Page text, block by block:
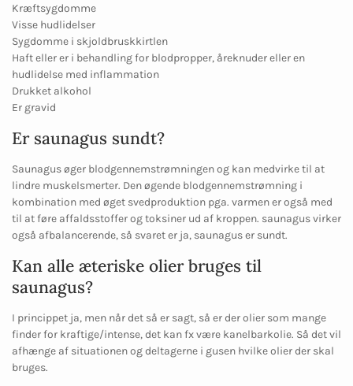
Kræftsygdomme
Visse hudlidelser
Sygdomme i skjoldbruskkirtlen
Haft eller er i behandling for blodpropper, åreknuder eller en
hudlidelse med inflammation
Drukket alkohol
Er gravid
Er saunagus sundt?
Saunagus øger blodgennemstrømningen og kan medvirke til at
lindre muskelsmerter. Den øgende blodgennemstrømning i
kombination med øget svedproduktion pga. varmen er også med
til at føre affaldsstoffer og toksiner ud af kroppen. saunagus virker
også afbalancerende, så svaret er ja, saunagus er sundt.
Kan alle æteriske olier bruges til
saunagus?
I princippet ja, men når det så er sagt, så er der olier som mange
finder for kraftige/intense, det kan fx være kanelbarkolie. Så det vil
afhænge af situationen og deltagerne i gusen hvilke olier der skal
bruges.